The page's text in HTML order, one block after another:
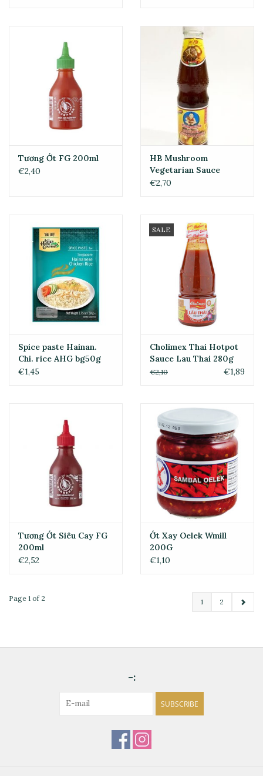
Tương Ớt FG 200ml
€2,40
HB Mushroom
Vegetarian Sauce
350gram
€2,70
Spice paste Hainan.
Chi. rice AHG bg50g
€1,45
SALE
Cholimex Thai Hotpot
Sauce Lau Thai 280g
€2,10 €1,89
Tương Ớt Siêu Cay FG
200ml
€2,52
Ớt Xay Oelek Wmill
200G
€1,10
Page 1 of 2 1 2
-:
SUBSCRIBE